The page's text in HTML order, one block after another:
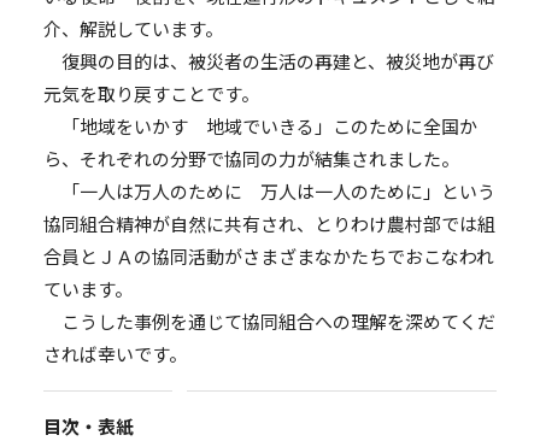
介、解説しています。
復興の目的は、被災者の生活の再建と、被災地が再び
元気を取り戻すことです。
「地域をいかす 地域でいきる」このために全国か
ら、それぞれの分野で協同の力が結集されました。
「一人は万人のために 万人は一人のために」という
協同組合精神が自然に共有され、とりわけ農村部では組
合員とＪＡの協同活動がさまざまなかたちでおこなわれ
ています。
こうした事例を通じて協同組合への理解を深めてくだ
されば幸いです。
目次・表紙